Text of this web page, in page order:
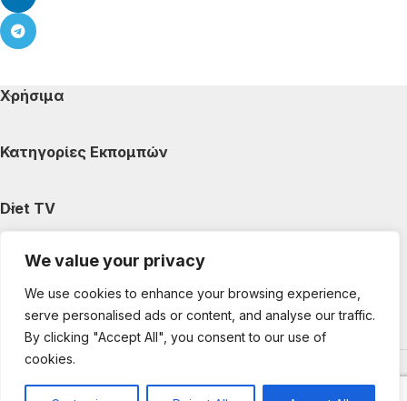
We value your privacy
We use cookies to enhance your browsing experience,
serve personalised ads or content, and analyse our traffic.
By clicking "Accept All", you consent to our use of
cookies.
Χρήσιμα
Κατηγορίες Εκπομπών
Diet TV
Κατηγορίες Άρθρων
Ακολουθήστε μας
Copyright © 2025 DietTV. All Rights Reserved.
development by web-idea.gr